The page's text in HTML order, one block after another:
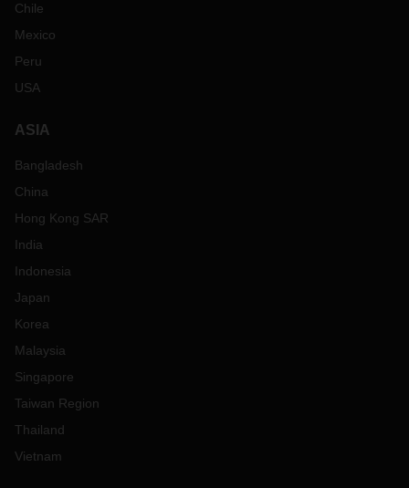
Chile
Mexico
Peru
USA
ASIA
Bangladesh
China
Hong Kong SAR
India
Indonesia
Japan
Korea
Malaysia
Singapore
Taiwan Region
Thailand
Vietnam